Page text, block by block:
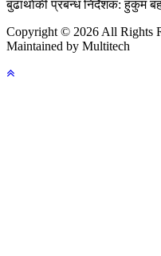
बुढाथाेकी प्रबन्ध निर्देशक: हुकुम
Copyright © 2026 All Rights
Maintained by Multitech